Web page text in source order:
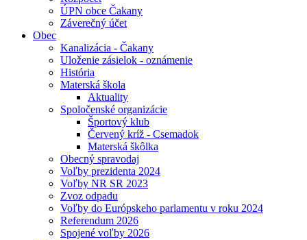
ÚPN obce Čakany
Záverečný účet
Obec
Kanalizácia - Čakany
Uloženie zásielok - oznámenie
História
Materská škola
Aktuality
Spoločenské organizácie
Športový klub
Červený kríž - Csemadok
Materská škôlka
Obecný spravodaj
Voľby prezidenta 2024
Voľby NR SR 2023
Zvoz odpadu
Voľby do Európskeho parlamentu v roku 2024
Referendum 2026
Spojené voľby 2026